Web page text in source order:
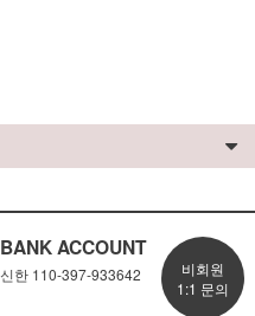
BANK ACCOUNT
신한 110-397-933642
비회원
1:1 문의